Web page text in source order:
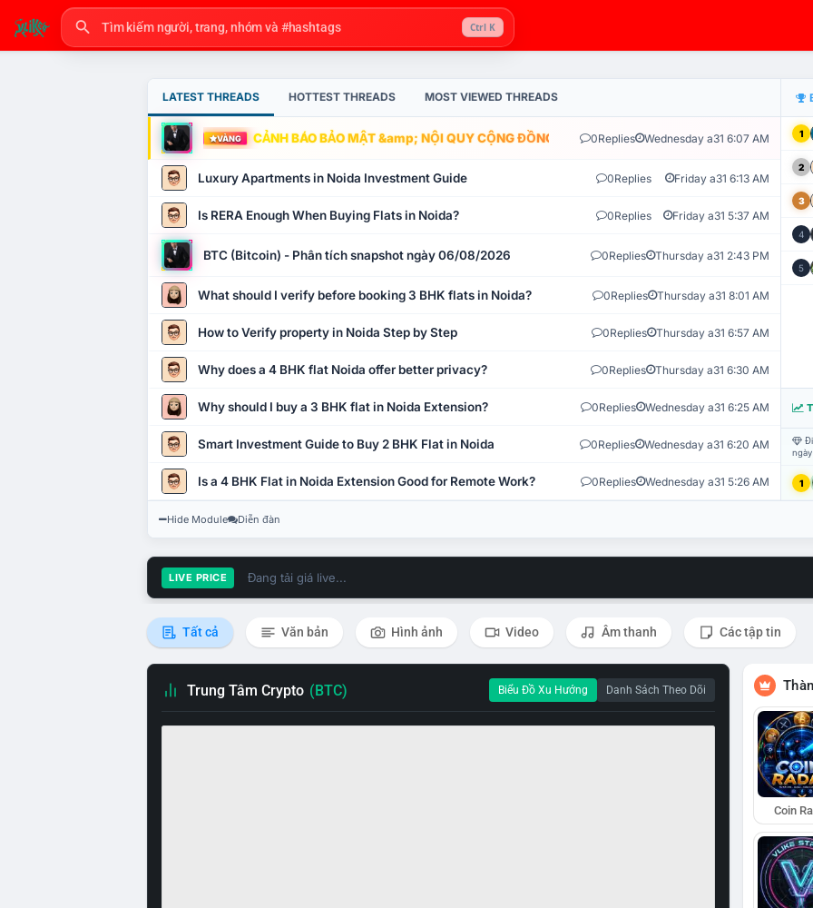
Ctrl K
LATEST THREADS HOTTEST THREADS MOST VIEWED THREADS
VÀNG CẢNH BÁO BẢO MẬT &amp; NỘI QUY CỘNG ĐỒNG VLIKE.VN: HỆ THỐNG GIÁM SÁT TỰ
0Replies Wednesday a31 6:07 AM
Luxury Apartments in Noida Investment Guide 0Replies Friday a31 6:13 AM
Is RERA Enough When Buying Flats in Noida? 0Replies Friday a31 5:37 AM
BTC (Bitcoin) - Phân tích snapshot ngày 06/08/2026 0Replies Thursday a31 2:43 PM
What should I verify before booking 3 BHK flats in Noida? 0Replies Thursday a31 8:01 AM
How to Verify property in Noida Step by Step 0Replies Thursday a31 6:57 AM
Why does a 4 BHK flat Noida offer better privacy? 0Replies Thursday a31 6:30 AM
Why should I buy a 3 BHK flat in Noida Extension? 0Replies Wednesday a31 6:25 AM
Smart Investment Guide to Buy 2 BHK Flat in Noida 0Replies Wednesday a31 6:20 AM
Is a 4 BHK Flat in Noida Extension Good for Remote Work? 0Replies Wednesday a31 5:26 AM
1
2
3
4
5
1
Hide Module Diễn đàn
LIVE PRICE Đang tải giá live...
Tất cả Văn bản Hình ảnh Video Âm thanh Các tập tin
Trung Tâm Crypto (BTC) Biểu Đồ Xu Hướng Danh Sách Theo Dõi
Coin